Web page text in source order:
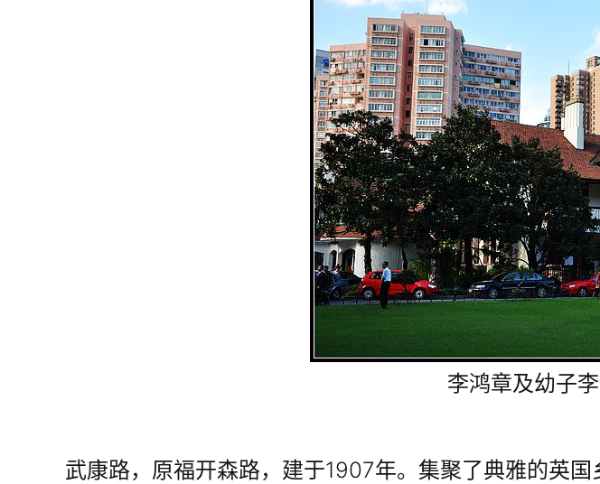
李鸿章及幼子
武康路，原福开森路，建于1907年。集聚了典雅的英